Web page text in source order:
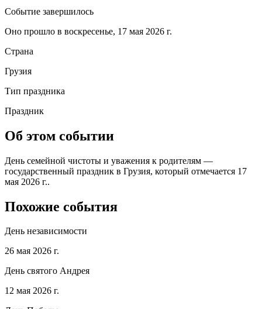
Событие завершилось
Оно прошло в воскресенье, 17 мая 2026 г.
Страна
Грузия
Тип праздника
Праздник
Об этом событии
День семейной чистоты и уважения к родителям —
государственный праздник в Грузия, который отмечается 17
мая 2026 г..
Похожие события
День независимости
26 мая 2026 г.
День святого Андрея
12 мая 2026 г.